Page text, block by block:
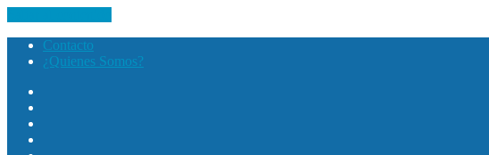
Contacto
¿Quienes Somos?